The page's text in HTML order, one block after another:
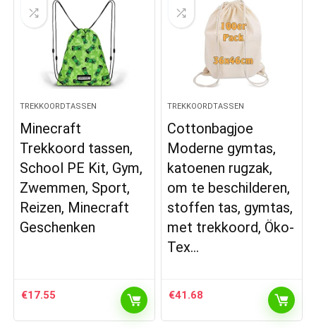
TREKKOORDTASSEN
Minecraft
Trekkoord tassen,
School PE Kit, Gym,
Zwemmen, Sport,
Reizen, Minecraft
Geschenken
€17.55
TREKKOORDTASSEN
Cottonbagjoe
Moderne gymtas,
katoenen rugzak,
om te beschilderen,
stoffen tas, gymtas,
met trekkoord, Öko-
Tex…
€41.68